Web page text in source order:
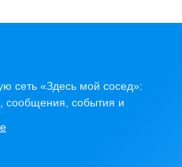
сеть «Здесь мой сосед»:
сообщения, события и